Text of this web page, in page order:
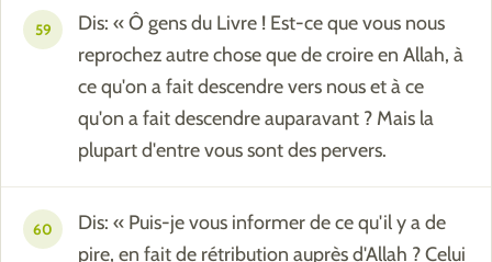
59
Dis: « Ô gens du Livre ! Est-ce que vous nous
reprochez autre chose que de croire en Allah, à
ce qu'on a fait descendre vers nous et à ce
qu'on a fait descendre auparavant ? Mais la
plupart d'entre vous sont des pervers.
60
Dis: « Puis-je vous informer de ce qu'il y a de
pire, en fait de rétribution auprès d'Allah ? Celui